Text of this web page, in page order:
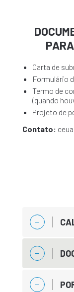
Carta de
Formulário
Termo de
(quando
Projeto de
Contato: